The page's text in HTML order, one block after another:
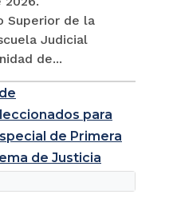
Superior de la
Judicial
de...
para
de Primera
de Justicia